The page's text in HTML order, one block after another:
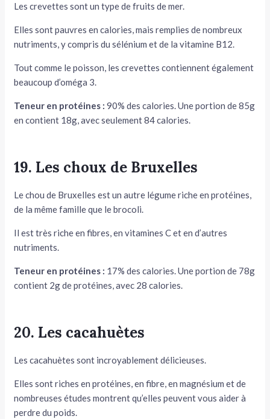
Les crevettes sont un type de fruits de mer.
Elles sont pauvres en calories, mais remplies de nombreux
nutriments, y compris du sélénium et de la vitamine B12.
Tout comme le poisson, les crevettes contiennent également
beaucoup d’oméga 3.
Teneur en protéines : 90% des calories. Une portion de 85g
en contient 18g, avec seulement 84 calories.
19. Les choux de Bruxelles
Le chou de Bruxelles est un autre légume riche en protéines,
de la même famille que le brocoli.
Il est très riche en fibres, en vitamines C et en d’autres
nutriments.
Teneur en protéines : 17% des calories. Une portion de 78g
contient 2g de protéines, avec 28 calories.
20. Les cacahuètes
Les cacahuètes sont incroyablement délicieuses.
Elles sont riches en protéines, en fibre, en magnésium et de
nombreuses études montrent qu’elles peuvent vous aider à
perdre du poids.